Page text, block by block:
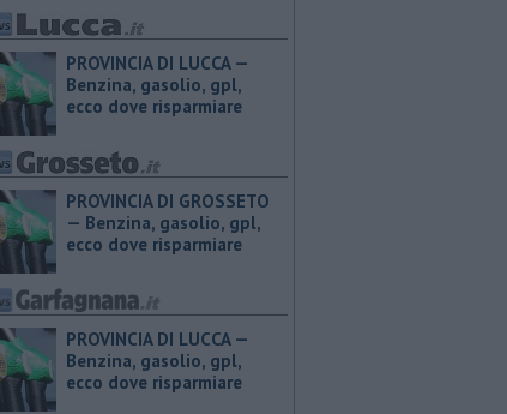
PROVINCIA DI LUCCA — ​
Benzina, gasolio, gpl,
ecco dove risparmiare
PROVINCIA DI GROSSETO
— ​Benzina, gasolio, gpl,
ecco dove risparmiare
PROVINCIA DI LUCCA — ​
Benzina, gasolio, gpl,
ecco dove risparmiare